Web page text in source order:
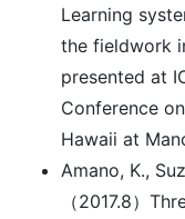
Learning
the fieldwork
presented at
Conference
Hawaii at
Amano, K.,
（2017.8）